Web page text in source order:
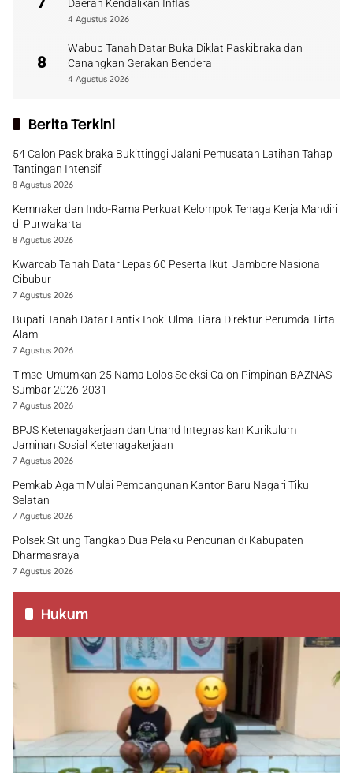
Daerah Kendalikan Inflasi
4 Agustus 2026
8
Wabup Tanah Datar Buka Diklat Paskibraka dan
Canangkan Gerakan Bendera
4 Agustus 2026
Berita Terkini
54 Calon Paskibraka Bukittinggi Jalani Pemusatan Latihan Tahap
Tantingan Intensif
8 Agustus 2026
Kemnaker dan Indo-Rama Perkuat Kelompok Tenaga Kerja Mandiri
di Purwakarta
8 Agustus 2026
Kwarcab Tanah Datar Lepas 60 Peserta Ikuti Jambore Nasional
Cibubur
7 Agustus 2026
Bupati Tanah Datar Lantik Inoki Ulma Tiara Direktur Perumda Tirta
Alami
7 Agustus 2026
Timsel Umumkan 25 Nama Lolos Seleksi Calon Pimpinan BAZNAS
Sumbar 2026-2031
7 Agustus 2026
BPJS Ketenagakerjaan dan Unand Integrasikan Kurikulum
Jaminan Sosial Ketenagakerjaan
7 Agustus 2026
Pemkab Agam Mulai Pembangunan Kantor Baru Nagari Tiku
Selatan
7 Agustus 2026
Polsek Sitiung Tangkap Dua Pelaku Pencurian di Kabupaten
Dharmasraya
7 Agustus 2026
Hukum